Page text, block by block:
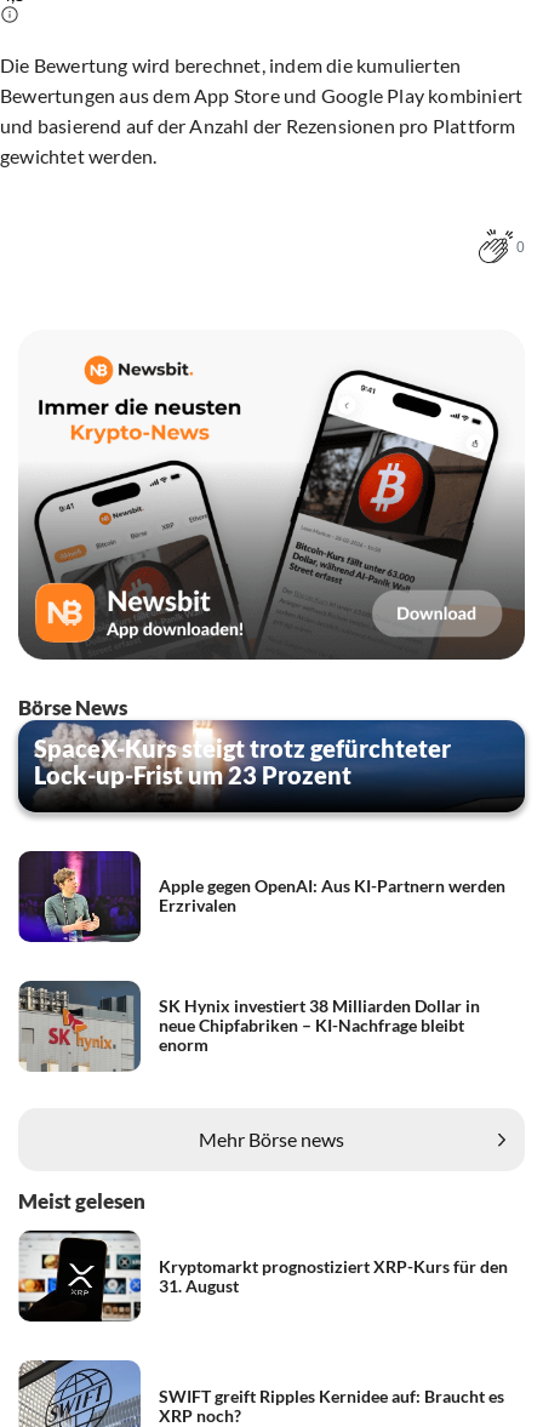
Die Bewertung wird berechnet, indem die kumulierten
Bewertungen aus dem App Store und Google Play kombiniert
und basierend auf der Anzahl der Rezensionen pro Plattform
gewichtet werden.
0
Börse News
SpaceX-Kurs steigt trotz gefürchteter
Lock-up-Frist um 23 Prozent
Apple gegen OpenAI: Aus KI-Partnern werden
Erzrivalen
SK Hynix investiert 38 Milliarden Dollar in
neue Chipfabriken – KI-Nachfrage bleibt
enorm
Mehr Börse news
Meist gelesen
Kryptomarkt prognostiziert XRP-Kurs für den
31. August
SWIFT greift Ripples Kernidee auf: Braucht es
XRP noch?